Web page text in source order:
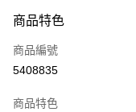
街口支付
悠遊付
商品特色
商品編號
5408835
商品特色